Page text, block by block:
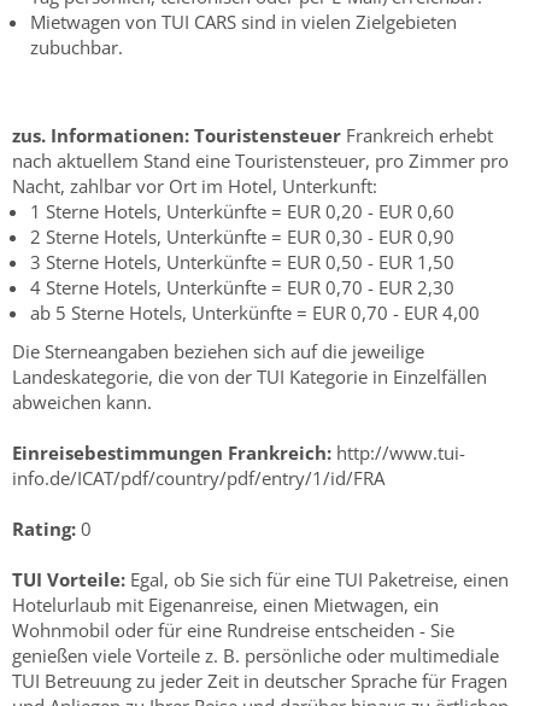
Mietwagen von TUI CARS sind in vielen Zielgebieten
zubuchbar.
zus. Informationen: Touristensteuer Frankreich erhebt
nach aktuellem Stand eine Touristensteuer, pro Zimmer pro
Nacht, zahlbar vor Ort im Hotel, Unterkunft:
1 Sterne Hotels, Unterkünfte = EUR 0,20 - EUR 0,60
2 Sterne Hotels, Unterkünfte = EUR 0,30 - EUR 0,90
3 Sterne Hotels, Unterkünfte = EUR 0,50 - EUR 1,50
4 Sterne Hotels, Unterkünfte = EUR 0,70 - EUR 2,30
ab 5 Sterne Hotels, Unterkünfte = EUR 0,70 - EUR 4,00
Die Sterneangaben beziehen sich auf die jeweilige
Landeskategorie, die von der TUI Kategorie in Einzelfällen
abweichen kann.
Einreisebestimmungen Frankreich: http://www.tui-
info.de/ICAT/pdf/country/pdf/entry/1/id/FRA
Rating: 0
TUI Vorteile: Egal, ob Sie sich für eine TUI Paketreise, einen
Hotelurlaub mit Eigenanreise, einen Mietwagen, ein
Wohnmobil oder für eine Rundreise entscheiden - Sie
genießen viele Vorteile z. B. persönliche oder multimediale
TUI Betreuung zu jeder Zeit in deutscher Sprache für Fragen